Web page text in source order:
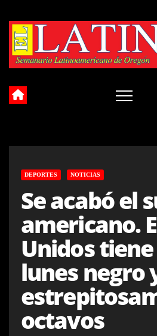
content
DEPORTES NOTICIAS
Se acabó el
americano.
Unidos
lunes negro
octavos